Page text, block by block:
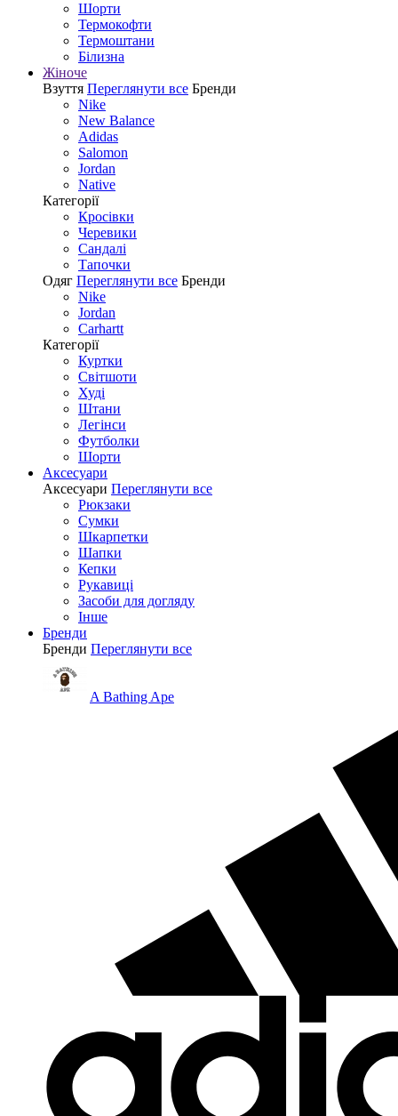
Шорти
Термокофти
Термоштани
Білизна
Жіноче
Взуття Переглянути все Бренди
Nike
New Balance
Adidas
Salomon
Jordan
Native
Категорії
Кросівки
Черевики
Сандалі
Tапочки
Одяг Переглянути все Бренди
Nike
Jordan
Carhartt
Категорії
Куртки
Світшоти
Худі
Штани
Легінси
Футболки
Шорти
Аксесуари
Аксесуари Переглянути все
Рюкзаки
Сумки
Шкарпетки
Шапки
Кепки
Рукавиці
Засоби для догляду
Інше
Бренди
Бренди Переглянути все
A Bathing Ape